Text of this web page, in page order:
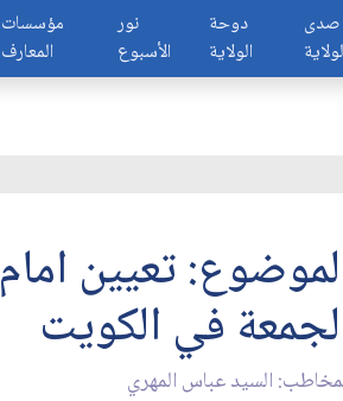
مؤسسات
المعارف
نور
الأسبوع
دوحة
الولاية
صدى
تعيين امام
في الكويت‏
السيد عباس المهري‏